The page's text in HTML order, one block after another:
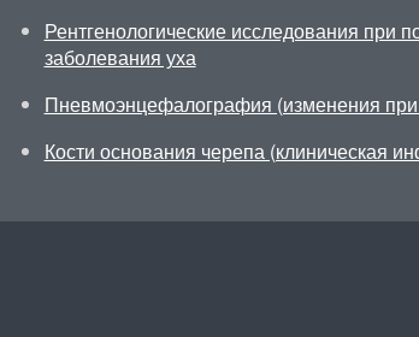
Рентгенологические исследования при
заболевания уха
Пневмоэнцефалография (изменения при
Кости основания черепа (клиническая